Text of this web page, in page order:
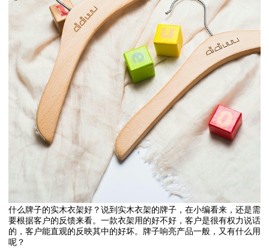
什么牌子的实木衣架好？说到实木衣架的牌子，在小编看来，还是需
要根据客户的反馈来看。一款衣架用的好不好，客户是很有权力说话
的，客户能直观的反映其中的好坏。牌子响亮产品一般，又有什么用
呢？